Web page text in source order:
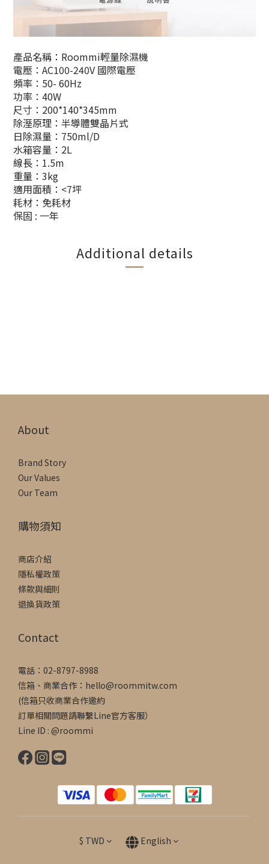
產品名稱：Roommi輕量除濕機
電壓：AC100-240V 國際電壓
頻率：50- 60Hz
功率：40W
尺寸：200*140*345mm
除溼原理：半導體雙晶片式
日除濕量：750ml/D
水箱容量：2L
線長：1.5m
重量：3kg
適用面積：<7坪
耗材：免耗材
保固 : 一年
Additional details
About
Brand Story
Our Values
Our Team
購物須知
商店介紹
隱私權政策
條款與細則
退換貨政策
Contact
電話：02-8797-8988
信箱、商業合作：hello@roommitw.com
(信箱只收商業合作邀約
訂單相關問題請聯繫Line官方客服）
Line ID : @roommi
$ TWD English